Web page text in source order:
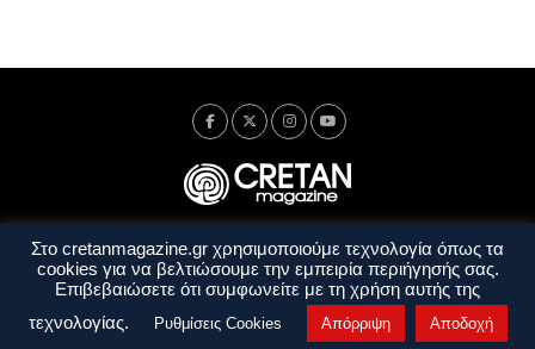
Ταυτότητα Πολιτική Απορρήτου
Όροι Χρήσης
Όροι και Προϋποθέσεις
Στο cretanmagazine.gr χρησιμοποιούμε τεχνολογία όπως τα
cookies για να βελτιώσουμε την εμπειρία περιήγησής σας.
Επιβεβαιώσετε ότι συμφωνείτε με τη χρήση αυτής της
τεχνολογίας.
Ρυθμίσεις Cookies Απόρριψη Αποδοχή